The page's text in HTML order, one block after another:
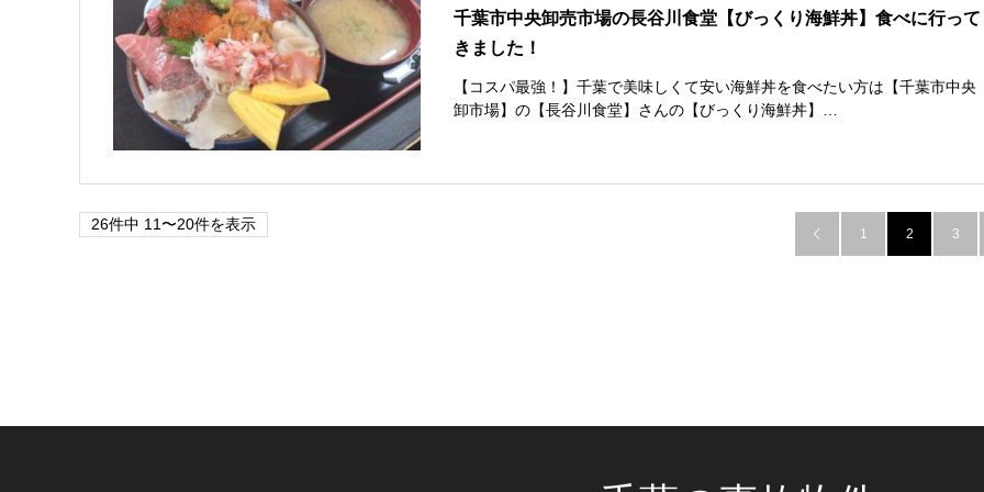
千葉市中央卸売市場の長谷川食堂【びっくり海鮮丼】食べに行って
きました！
【コスパ最強！】千葉で美味しくて安い海鮮丼を食べたい方は【千葉市中央
卸市場】の【長谷川食堂】さんの【びっくり海鮮丼】…
26件中 11〜20件を表示
 1 2 3